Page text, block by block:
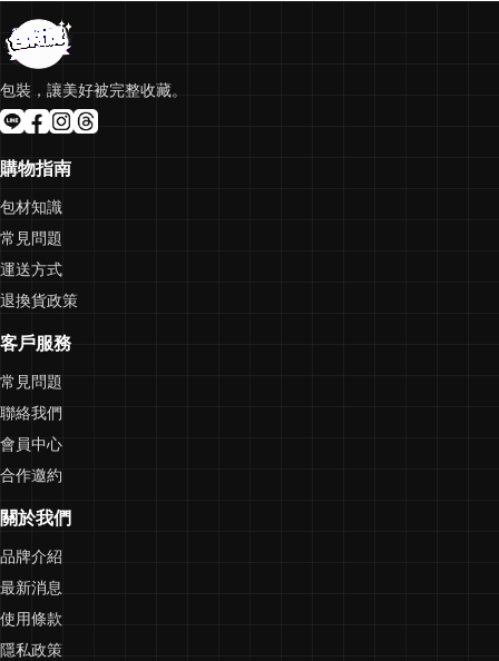
包裝，讓美好被完整收藏。
購物指南
包材知識
常見問題
運送方式
退換貨政策
客戶服務
常見問題
聯絡我們
會員中心
合作邀約
關於我們
品牌介紹
最新消息
使用條款
隱私政策